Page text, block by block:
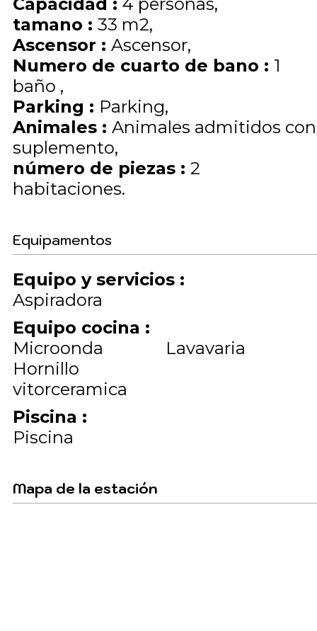
tamano : 33 m2
Ascensor : Ascensor
Numero de cuarto de bano : 1
baño
Parking : Parking
Animales : Animales admitidos con
suplemento
número de piezas : 2
habitaciones
Equipamentos
Equipo y servicios :
Aspiradora
Equipo cocina :
Microonda
Lavavaria
Hornillo
vitorceramica
Piscina :
Piscina
Mapa de la estación